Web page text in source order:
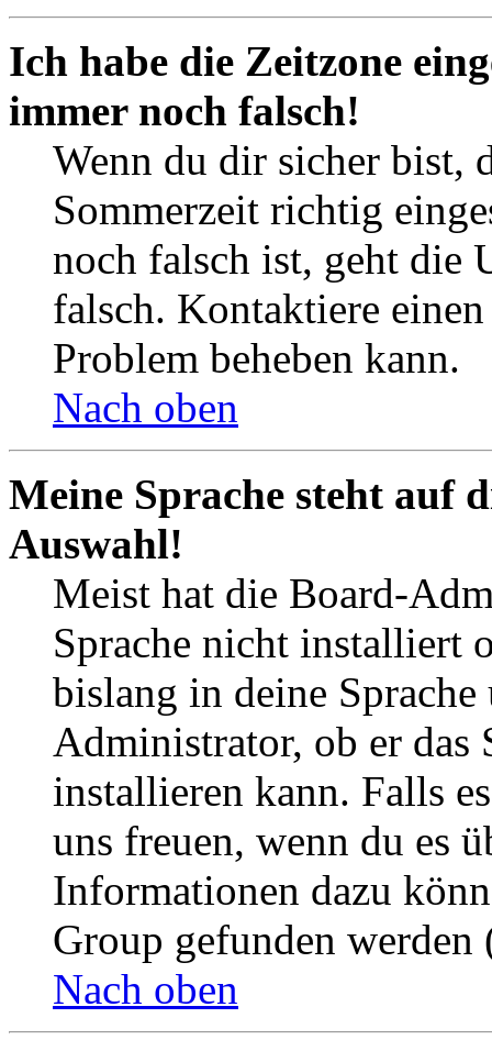
Ich habe die Zeitzone
immer noch falsch!
Wenn du dir sicher bist,
Sommerzeit richtig
noch falsch ist, geht die
falsch. Kontaktiere
Problem beheben kann.
Nach oben
Meine Sprache steht auf
Auswahl!
Meist hat die Board-
Sprache nicht installiert
bislang in deine
Administrator, ob er das
installieren kann. Falls
uns freuen, wenn du es
Informationen dazu
Group gefunden
Nach oben